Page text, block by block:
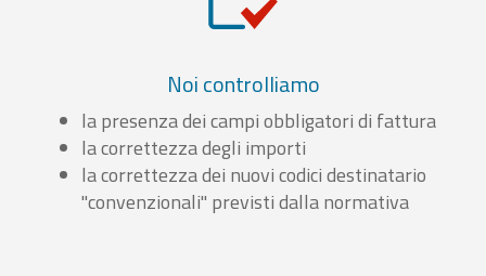
Noi controlliamo
la presenza dei campi obbligatori di fattura
la correttezza degli importi
la correttezza dei nuovi codici destinatario
"convenzionali" previsti dalla normativa